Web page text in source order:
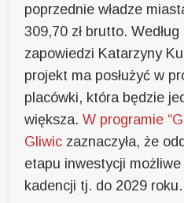
poprzednie władze
309,70 zł brutto.
zapowiedzi Katarzyny
projekt ma posłużyć w
placówki, która będzie
większa.W programie
Gliwic zaznaczyła, że
etapu inwestycji
kadencji tj. do 2029 roku.